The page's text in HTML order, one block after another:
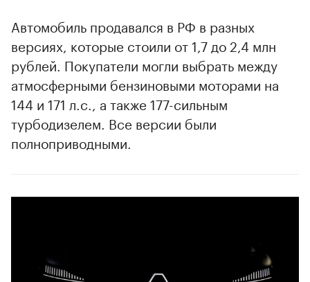
Автомобиль продавался в РФ в разных
версиях, которые стоили от 1,7 до 2,4 млн
рублей. Покупатели могли выбрать между
атмосферными бензиновыми моторами на
144 и 171 л.с., а также 177-сильным
турбодизелем. Все версии были
полноприводными.